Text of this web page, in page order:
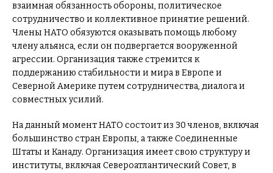
взаимная обязанность обороны, политическое
сотрудничество и коллективное принятие решений.
Члены НАТО обязуются оказывать помощь любому
члену альянса, если он подвергается вооруженной
агрессии. Организация также стремится к
поддержанию стабильности и мира в Европе и
Северной Америке путем сотрудничества, диалога и
совместных усилий.
На данный момент НАТО состоит из 30 членов, включая
большинство стран Европы, а также Соединенные
Штаты и Канаду. Организация имеет свою структуру и
институты, включая Североатлантический Совет, в